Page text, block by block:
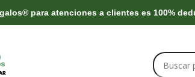
para atenciones a clientes es 100%
Buscar